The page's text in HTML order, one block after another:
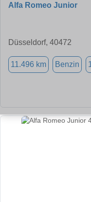
Alfa Romeo Junior
Düsseldorf, 40472
11.496 km Benzin